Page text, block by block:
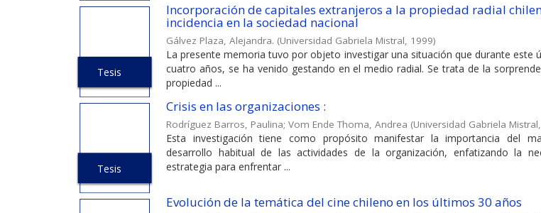
Tesis
Incorporación de capitales extranjeros a la propiedad radial
incidencia en la sociedad nacional
Gálvez Plaza, Alejandra. (Universidad Gabriela Mistral, 1999)
La presente memoria tuvo por objeto investigar una situación que durante este
cuatro años, se ha venido gestando en el medio radial. Se trata de la
propiedad ...
Tesis
Crisis en las organizaciones :
Rodríguez Barros, Paulina; Vom Ende Thoma, Andrea (Universidad Gabriela Mistral,
Esta investigación tiene como propósito manifestar la importancia del
desarrollo habitual de las actividades de la organización, enfatizando la
estrategia para enfrentar ...
Evolución de la temática del cine chileno en los últimos 30 años